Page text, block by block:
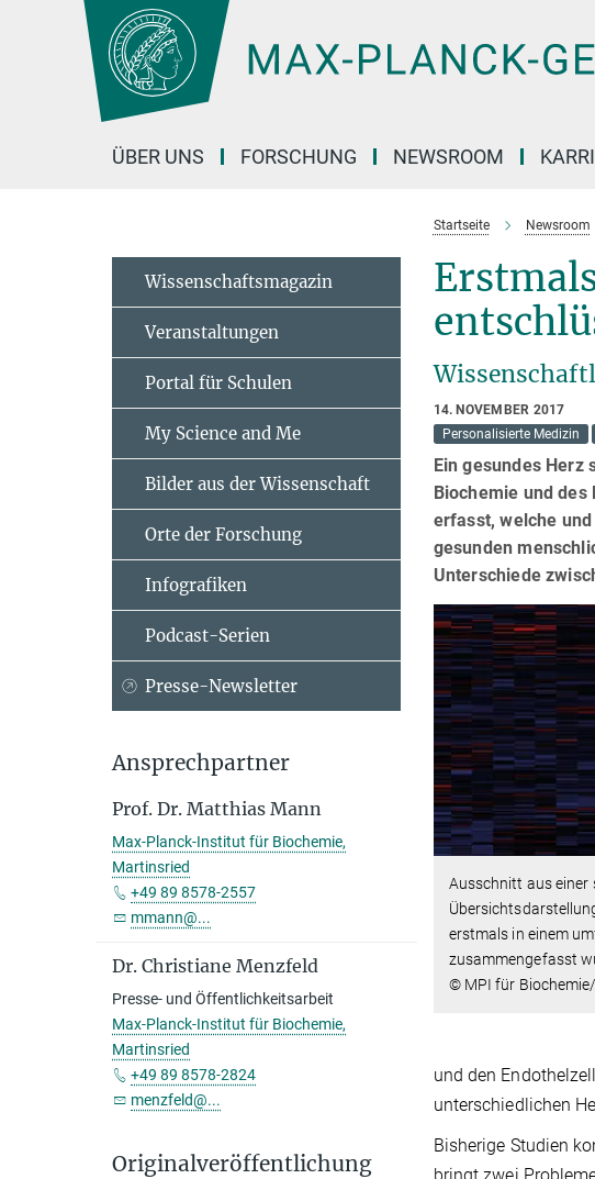
Hauptinhalt
ÜBER UNS FORSCHUNG NEWSROOM
Startseite Newsroom
14. NOVEMBER 2017
Personalisierte Medizin
Ein gesundes
Biochemie und
erfasst, welche
gesunden
Unterschiede
Ausschnitt aus einer
erstmals in einem
zusammengefasst
© MPI für Biochemie/
und den
unterschiedlichen
Bisherige Studien
Wissenschaftsmagazin
Veranstaltungen
Portal für Schulen
My Science and Me
Bilder aus der Wissenschaft
Orte der Forschung
Infografiken
Podcast-Serien
Presse-Newsletter
Ansprechpartner
Prof. Dr. Matthias Mann
Max-Planck-Institut für Biochemie,
Martinsried
+49 89 8578-2557
mmann@...
Dr. Christiane Menzfeld
Presse- und Öffentlichkeitsarbeit
Max-Planck-Institut für Biochemie,
Martinsried
+49 89 8578-2824
menzfeld@...
Originalveröffentlichung